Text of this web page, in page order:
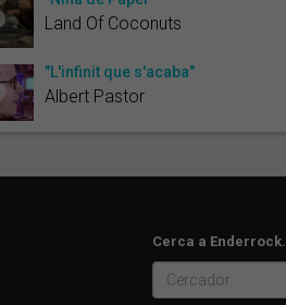
Land Of Coconuts
"L'infinit que s'acaba"
Albert Pastor
Cerca a